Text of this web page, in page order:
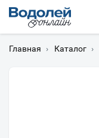
Главная › Каталог ›